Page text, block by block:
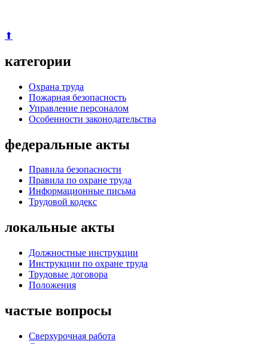
⬆
категории
Охрана труда
Пожарная безопасность
Управление персоналом
Особенности законодательства
федеральные акты
Правила безопасности
Правила по охране труда
Информационные письма
Трудовой кодекс
локальные акты
Должностные инструкции
Инструкции по охране труда
Трудовые договора
Положения
частые вопросы
Сверхурочная работа